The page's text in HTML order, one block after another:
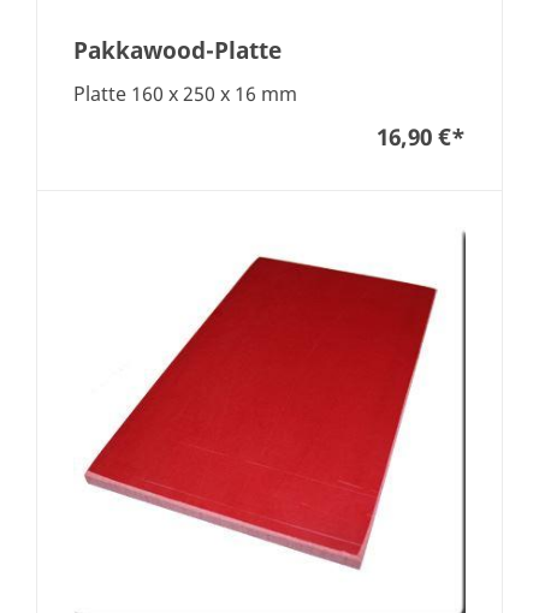
Pakkawood-Platte
Platte 160 x 250 x 16 mm
16,90 €*